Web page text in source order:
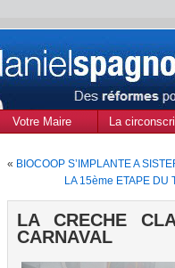
Votre Maire
La
« BIOCOOP S’IMPLANTE A
LA 15ème ETAPE DU
LA CRECHE
CARNAVAL